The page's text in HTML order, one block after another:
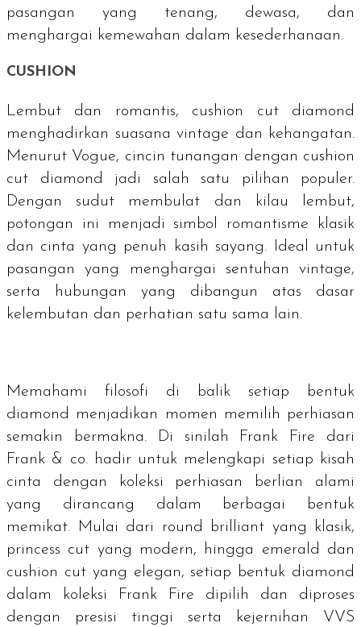
pasangan yang tenang, dewasa, dan
menghargai kemewahan dalam kesederhanaan.
CUSHION
Lembut dan romantis, cushion cut diamond
menghadirkan suasana vintage dan kehangatan.
Menurut Vogue, cincin tunangan dengan cushion
cut diamond jadi salah satu pilihan populer.
Dengan sudut membulat dan kilau lembut,
potongan ini menjadi simbol romantisme klasik
dan cinta yang penuh kasih sayang. Ideal untuk
pasangan yang menghargai sentuhan vintage,
serta hubungan yang dibangun atas dasar
kelembutan dan perhatian satu sama lain.
Memahami filosofi di balik setiap bentuk
diamond menjadikan momen memilih perhiasan
semakin bermakna. Di sinilah Frank Fire dari
Frank & co. hadir untuk melengkapi setiap kisah
cinta dengan koleksi perhiasan berlian alami
yang dirancang dalam berbagai bentuk
memikat. Mulai dari
round brilliant yang klasik,
princess cut yang modern, hingga emerald dan
cushion cutyang elegan, setiap bentuk diamond
dalam koleksi Frank Fire dipilih dan diproses
dengan presisi tinggi serta kejernihan VVS